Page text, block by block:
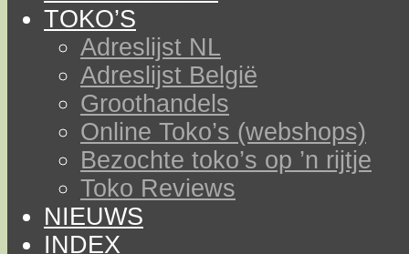
TOKO’S
Adreslijst NL
Adreslijst België
Groothandels
Online Toko’s (webshops)
Bezochte toko’s op ’n rijtje
Toko Reviews
NIEUWS
INDEX